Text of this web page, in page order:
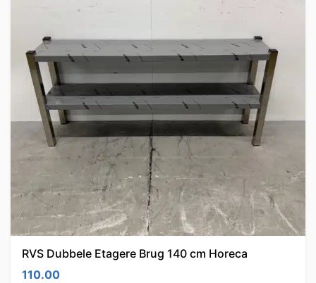
RVS Dubbele Etagere Brug 140 cm Horeca
110.00